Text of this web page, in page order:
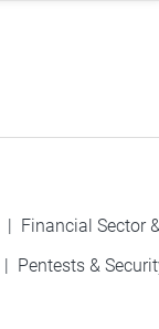
| Financial Sector &
| Pentests &